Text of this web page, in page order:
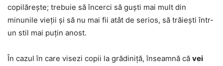
copilărește; trebuie să încerci să guști mai mult din
minunile vieții și să nu mai fii atât de serios, să trăiești într-
un stil mai puțin anost.
În cazul în care visezi copii la grădiniță, înseamnă că vei